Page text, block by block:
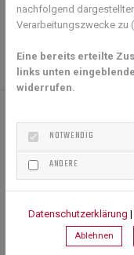
Zurück zur Übersicht
TENNISABTEILUNG DES
Gramschatzer Straße 65
NAVIGATION
nachfolgend
Verarbeitungszwecke zu
Eine bereits erteilte
links unten
widerrufen.
NOTWENDIG
ANDERE
Datenschutzerklärung |
Ablehnen